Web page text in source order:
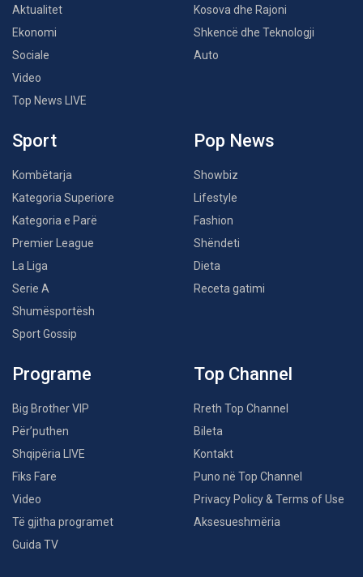
Aktualitet
Ekonomi
Sociale
Video
Top News LIVE
Kosova dhe Rajoni
Shkencë dhe Teknologji
Auto
Sport
Kombëtarja
Kategoria Superiore
Kategoria e Parë
Premier League
La Liga
Serie A
Shumësportësh
Sport Gossip
Pop News
Showbiz
Lifestyle
Fashion
Shëndeti
Dieta
Receta gatimi
Programe
Big Brother VIP
Për’puthen
Shqipëria LIVE
Fiks Fare
Video
Të gjitha programet
Guida TV
Top Channel
Rreth Top Channel
Bileta
Kontakt
Puno në Top Channel
Privacy Policy & Terms of Use
Aksesueshmëria